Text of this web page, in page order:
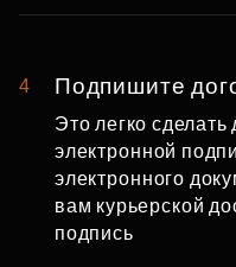
4 Подпишите
Это легко
электронной
электронного
вам курьерской
подпись